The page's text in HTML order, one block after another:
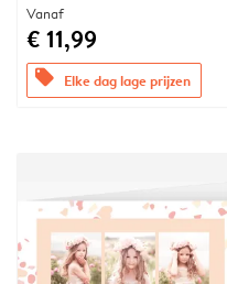
Vanaf
€ 11,99
offers Elke dag lage prijzen